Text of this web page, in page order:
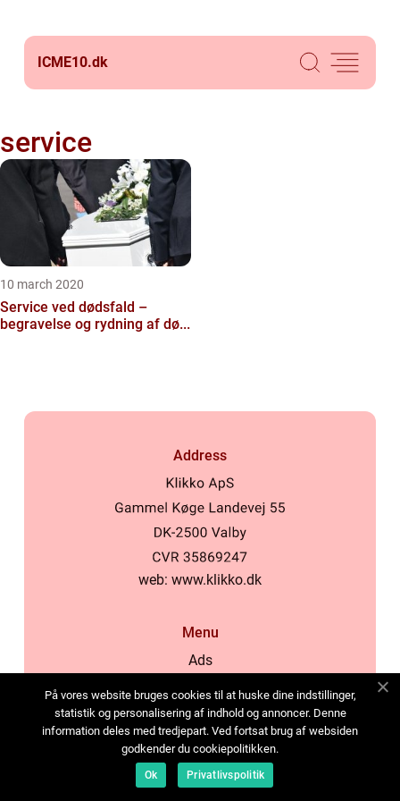
ICME10.dk
service
10 march 2020
Service ved dødsfald –
begravelse og rydning af dø...
Address
web: www.klikko.dk
Menu
Ads
Cookies
Contact
Sitemap
På vores website bruges cookies til at huske dine indstillinger,
statistik og personalisering af indhold og annoncer. Denne
information deles med tredjepart. Ved fortsat brug af websiden
godkender du cookiepolitikken.
Ok Privatlivspolitik